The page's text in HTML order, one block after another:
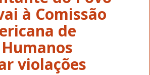
à Comissão
de
violações